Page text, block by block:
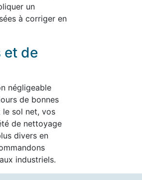
un
à corriger en
et de
négligeable
de bonnes
le sol net, vos
de nettoyage
divers en
industriels.